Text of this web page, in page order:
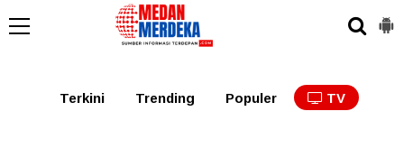
Tabagsel Tapanuli
Terkini Trending Populer TV